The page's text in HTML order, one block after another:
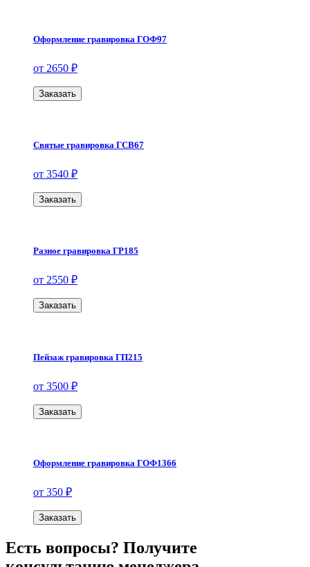
Оформление гравировка ГОФ97
от 2650 ₽
Заказать
Святые гравировка ГСВ67
от 3540 ₽
Заказать
Разное гравировка ГР185
от 2550 ₽
Заказать
Пейзаж гравировка ГП215
от 3500 ₽
Заказать
Оформление гравировка ГОФ1366
от 350 ₽
Заказать
Есть вопросы? Получите